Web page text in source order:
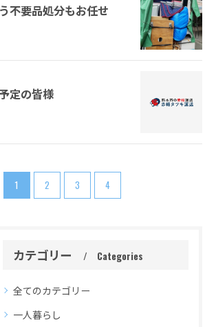
不要品処分もお任せ
定の皆様
1 2 3 4
カテゴリー Categories
全てのカテゴリー
一人暮らし